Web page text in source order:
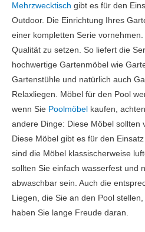
Mehrzwecktisch gibt es für den
Outdoor. Die Einrichtung Ihres
einer kompletten Serie
Qualität zu setzen. So liefert die
hochwertige Gartenmöbel wie
Gartenstühle und natürlich auch
Relaxliegen. Möbel für den Pool
wenn Sie Poolmöbel kaufen,
andere Dinge: Diese Möbel sollten
Diese Möbel gibt es für den
sind die Möbel klassischerweise
sollten Sie einfach wasserfest und
abwaschbar sein. Auch die
Liegen, die Sie an den Pool
haben Sie lange Freude daran.